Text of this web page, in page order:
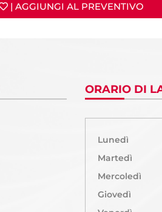
| AGGIUNGI AL PREVENTIVO
ORARIO DI
Lunedì
Martedì
Mercoledì
Giovedì